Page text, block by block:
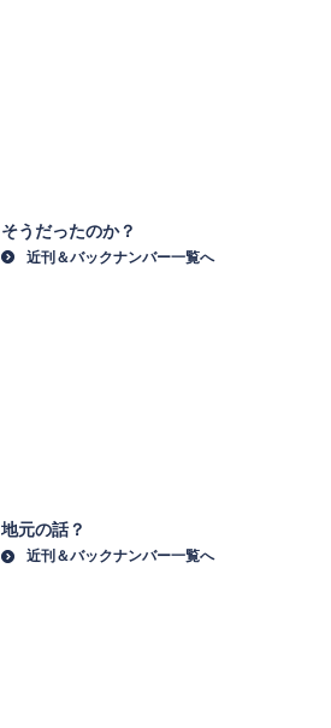
そうだったのか？
近刊＆バックナンバー一覧へ
地元の話？
近刊＆バックナンバー一覧へ